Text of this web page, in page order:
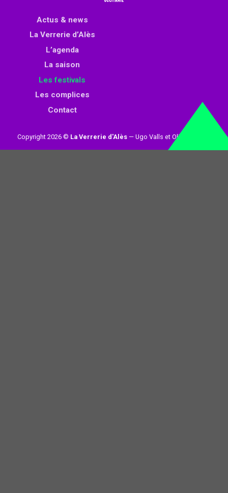
Actus & news
La Verrerie d’Alès
L’agenda
La saison
Les festivals
Les complices
Contact
Copyright 2026 © La Verrerie d'Alès— Ugo Valls et Olivier Loynet